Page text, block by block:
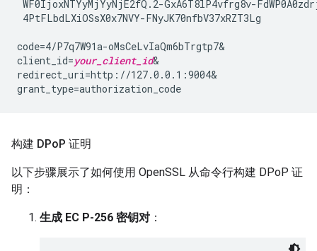
WF0IjoxNTYyMjYyNjE2fQ.2-GxA6T8lP4vfrg8v-
4PtFLbdLXiOSsX0x7NVY-FNyJK70nfbV37xRZT3Lg
code=4/P7q7W91a-oMsCeLvIaQm6bTrgtp7&
client_id=your_client_id&
redirect_uri=http://127.0.0.1:9004&
构建 DPoP 证明
以下步骤展示了如何使用 OpenSSL 从命令行构建 DPoP 证
明：
生成 EC P-256 密钥对 ：